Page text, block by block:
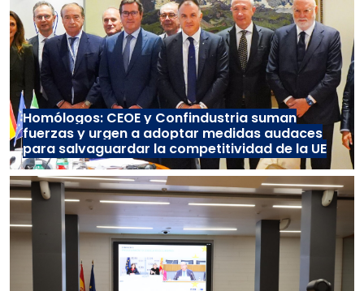
Homólogos: CEOE y Confindustria suman
fuerzas y urgen a adoptar medidas audaces
para salvaguardar la competitividad de la UE